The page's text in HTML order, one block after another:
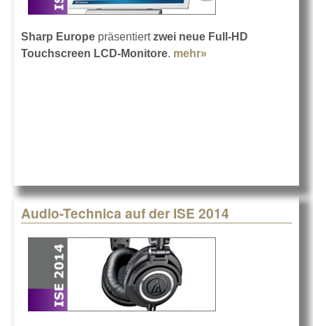
Sharp Europe präsentiertzwei neue Full-HD
Touchscreen LCD-Monitore. mehr»
Audio-Technica auf der ISE 2014